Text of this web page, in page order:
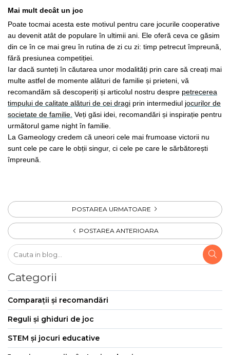
Mai mult decât un joc
Poate tocmai acesta este motivul pentru care jocurile cooperative
au devenit atât de populare în ultimii ani. Ele oferă ceva ce găsim
din ce în ce mai greu în rutina de zi cu zi: timp petrecut împreună,
fără presiunea competiției.
Iar dacă sunteți în căutarea unor modalități prin care să creați mai
multe astfel de momente alături de familie și prieteni, vă
recomandăm să descoperiți și articolul nostru despre petrecerea
timpului de calitate alături de cei dragi prin intermediul jocurilor de
societate de familie. Veți găsi idei, recomandări și inspirație pentru
următorul game night în familie.
La Gameology credem că uneori cele mai frumoase victorii nu
sunt cele pe care le obții singur, ci cele pe care le sărbătorești
împreună.
POSTAREA URMATOARE
POSTAREA ANTERIOARA
Categorii
Comparații și recomandări
Reguli și ghiduri de joc
STEM și jocuri educative